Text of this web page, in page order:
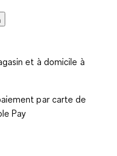
et à domicile à
par carte de
Pay